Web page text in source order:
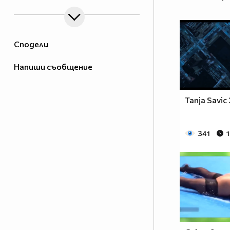
Сподели
Напиши съобщение
Tanja Savic
341